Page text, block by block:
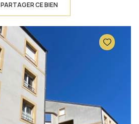
PARTAGER CE BIEN